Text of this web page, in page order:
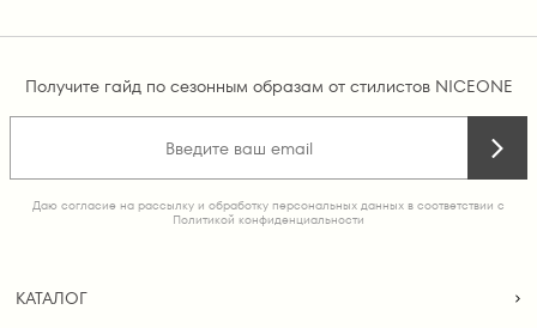
Получите гайд по сезонным образам от стилистов NICEONE
Даю согласие на рассылку и обработку персональных данных в соответствии с
Политикой конфиденциальности
КАТАЛОГ